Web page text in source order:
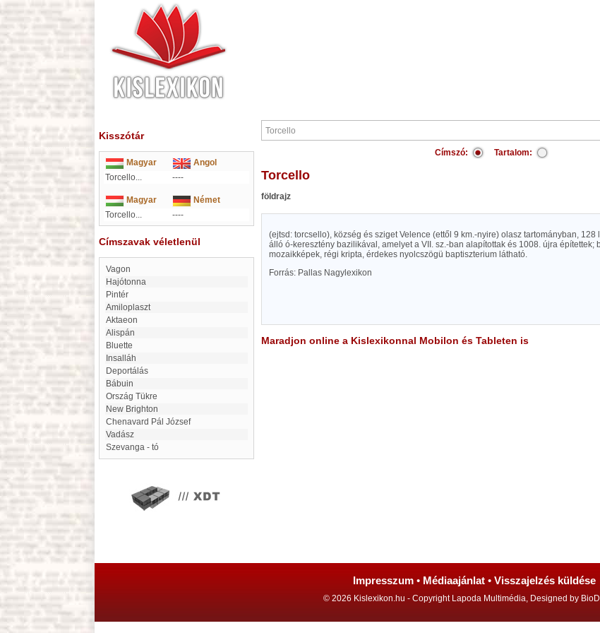
Kisszótár
Magyar
Angol
Torcello...
----
Magyar
Német
Torcello...
----
Címszavak véletlenül
Vagon
Hajótonna
Pintér
amiloplaszt
Aktaeon
Alispán
bluette
Insalláh
Deportálás
Bábuin
Ország Tükre
New Brighton
Chenavard Pál József
Vadász
Szevanga - tó
Címszó: Tartalom:
Torcello
földrajz
(ejtsd: torcsello), község és sziget Velence (ettől 9 km.-nyire) olasz tartományban, 128
álló ó-keresztény bazilikával, amelyet a VII. sz.-ban alapítottak és 1008. újra építettek;
mozaikképek, régi kripta, érdekes nyolcszögü baptiszterium látható.
Forrás: Pallas Nagylexikon
Maradjon online a Kislexikonnal Mobilon és Tableten is
Impresszum • Médiaajánlat • Visszajelzés küldése
© 2026 Kislexikon.hu - Copyright Lapoda Multimédia, Designed by